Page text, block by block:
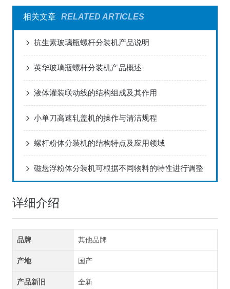
相关文章 RELATED ARTICLES
抗生素玻璃瓶螺杆分装机产品说明
英华玻璃瓶螺杆分装机产品概述
液体灌装联动线的结构组成及其作用
小单刀高速轧盖机的操作与清洁规程
螺杆粉体分装机的结构特点及应用领域
磁悬浮粉体分装机可根据不同物料的特性进行调整
详细介绍
品牌 其他品牌
产地 国产
产品新旧 全新